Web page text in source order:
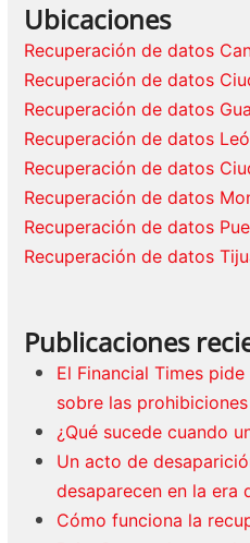
Ubicaciones
Recuperación de datos
Recuperación de datos
Recuperación de datos
Recuperación de datos
Recuperación de datos
Recuperación de datos
Recuperación de datos
Recuperación de datos
Publicaciones
El Financial Times
sobre las
¿Qué sucede cuando
Un acto de
desaparecen en la era
Cómo funciona la